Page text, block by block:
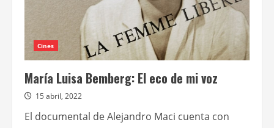
Cines
María Luisa Bemberg: El eco de mi voz
15 abril, 2022
El documental de Alejandro Maci cuenta con